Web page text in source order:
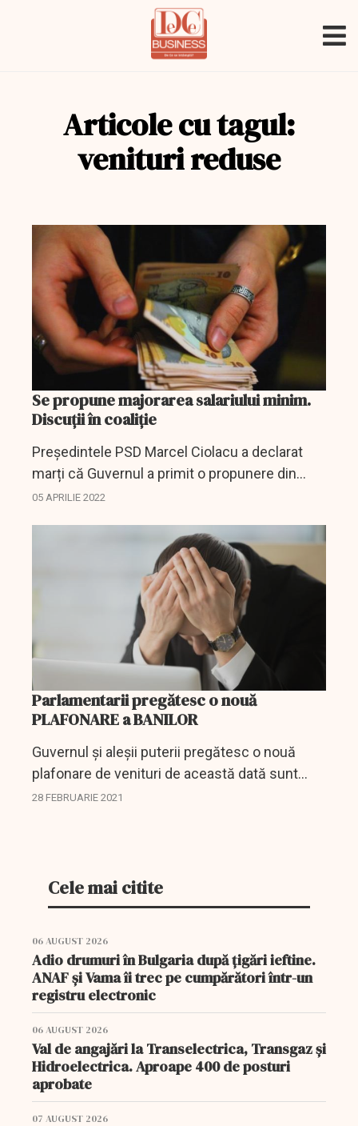
Articole cu tagul:
venituri reduse
Se propune majorarea salariului minim.
Discuţii în coaliţie
Președintele PSD Marcel Ciolacu a declarat
marți că Guvernul a primit o propunere din
partea IMM-urilor pentru majorarea salariului
05 APRILIE 2022
Parlamentarii pregătesc o nouă
PLAFONARE a BANILOR
Guvernul și aleșii puterii pregătesc o nouă
plafonare de venituri de această dată sunt
vizați membrii Consiliilor de Administrație și
28 FEBRUARIE 2021
Cele mai citite
06 AUGUST 2026
Adio drumuri în Bulgaria după țigări ieftine.
ANAF și Vama îi trec pe cumpărători într-un
registru electronic
06 AUGUST 2026
Val de angajări la Transelectrica, Transgaz și
Hidroelectrica. Aproape 400 de posturi
aprobate
07 AUGUST 2026